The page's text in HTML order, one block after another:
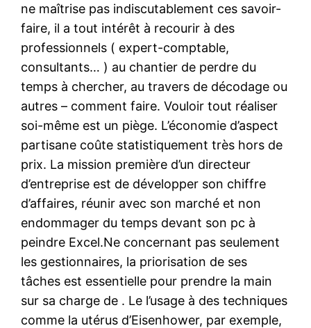
ne maîtrise pas indiscutablement ces savoir-
faire, il a tout intérêt à recourir à des
professionnels ( expert-comptable,
consultants… ) au chantier de perdre du
temps à chercher, au travers de décodage ou
autres – comment faire. Vouloir tout réaliser
soi-même est un piège. L’économie d’aspect
partisane coûte statistiquement très hors de
prix. La mission première d’un directeur
d’entreprise est de développer son chiffre
d’affaires, réunir avec son marché et non
endommager du temps devant son pc à
peindre Excel.Ne concernant pas seulement
les gestionnaires, la priorisation de ses
tâches est essentielle pour prendre la main
sur sa charge de . Le l’usage à des techniques
comme la utérus d’Eisenhower, par exemple,